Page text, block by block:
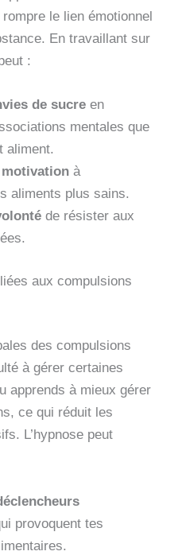
le lien émotionnel
En travaillant sur
:
de sucre en
mentales que
aliment.
à
aliments plus sains.
de résister aux
aux compulsions
des compulsions
à gérer certaines
apprends à mieux gérer
ce qui réduit les
L’hypnose peut
provoquent tes